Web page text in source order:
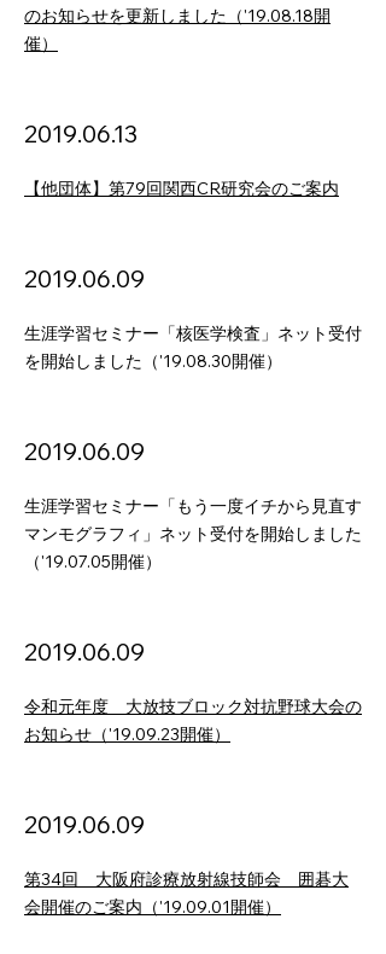
のお知らせを更新しました（'19.08.18開
催）
2019.06.13
【他団体】第79回関西CR研究会のご案内
2019.06.09
生涯学習セミナー「核医学検査」ネット受付
を開始しました（'19.08.30開催）
2019.06.09
生涯学習セミナー「もう一度イチから見直す
マンモグラフィ」ネット受付を開始しました
（'19.07.05開催）
2019.06.09
令和元年度 大放技ブロック対抗野球大会の
お知らせ（'19.09.23開催）
2019.06.09
第34回 大阪府診療放射線技師会 囲碁大
会開催のご案内（'19.09.01開催）